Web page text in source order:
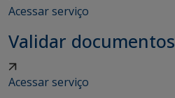
Acessar serviço
Validar documentos
Acessar serviço